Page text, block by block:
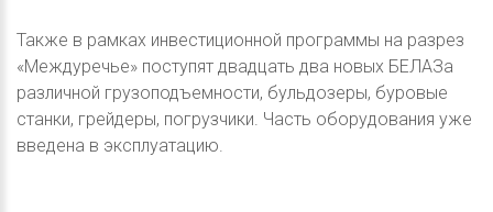
Также в рамках инвестиционной программы на разрез
«Междуречье» поступят двадцать два новых БЕЛАЗа
различной грузоподъемности, бульдозеры, буровые
станки, грейдеры, погрузчики. Часть оборудования уже
введена в эксплуатацию.